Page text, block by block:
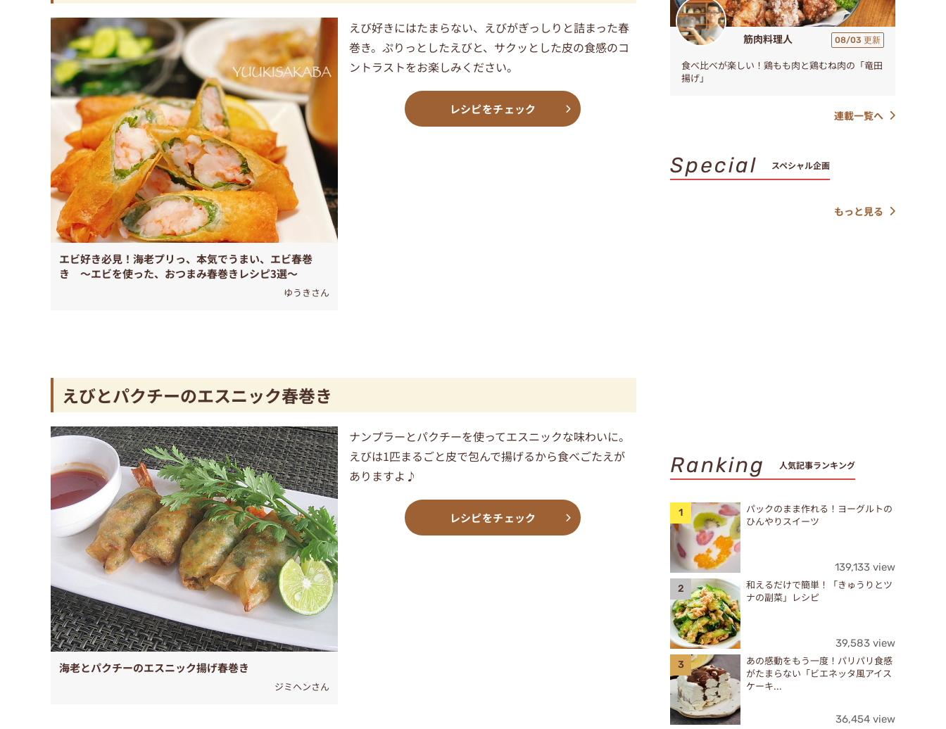
エビ好き必見！海老プリっ、本気でうまい、エビ春巻
き 〜エビを使った、おつまみ春巻きレシピ3選〜
ゆうきさん
えび好きにはたまらない、えびがぎっしりと詰まった春
巻き。ぷりっとしたえびと、サクッとした皮の食感のコ
ントラストをお楽しみください。
レシピをチェック
えびとパクチーのエスニック春巻き
海老とパクチーのエスニック揚げ春巻き
ジミヘンさん
ナンプラーとパクチーを使ってエスニックな味わいに。
えびは1匹まるごと皮で包んで揚げるから食べごたえが
ありますよ♪
レシピをチェック
筋肉料理人 08/03 更新
食べ比べが楽しい！鶏もも肉と鶏むね肉の「竜田
揚げ」
連載一覧へ
Special スペシャル企画
もっと見る
Ranking 人気記事ランキング
パックのまま作れる！ヨーグルトの
ひんやりスイーツ
139,133 view
和えるだけで簡単！「きゅうりとツ
ナの副菜」レシピ
39,583 view
あの感動をもう一度！パリパリ食感
がたまらない「ビエネッタ風アイス
ケーキ...
36,454 view